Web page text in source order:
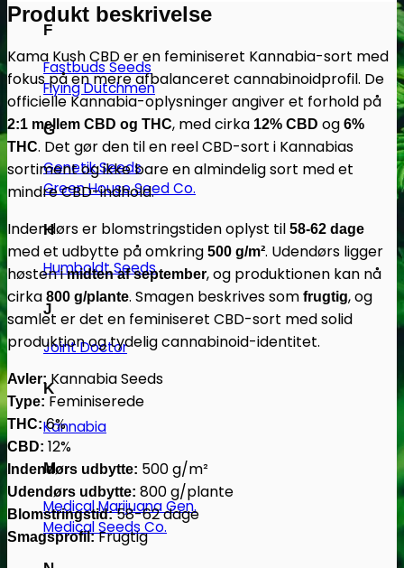
F
Fastbuds Seeds
Flying Dutchmen
G
Genetik Seeds
Green House Seed Co.
H
Humboldt Seeds
J
Joint Doctor
K
Kannabia
M
Medical Marijuana Gen.
Medical Seeds Co.
Kannabia
Seeds
antal
Produkt beskrivelse
Kama Kush CBD er en feminiseret Kannabia-sort med
fokus på en mere afbalanceret cannabinoidprofil. De
officielle Kannabia-oplysninger angiver et forhold på
2:1 mellem CBD og THC, med cirka 12% CBD og 6%
THC. Det gør den til en reel CBD-sort i Kannabias
sortiment og ikke bare en almindelig sort med et
mindre CBD-indhold.
Indendørs er blomstringstiden oplyst til 58-62 dage
med et udbytte på omkring 500 g/m². Udendørs ligger
høsten imidten af september, og produktionen kan nå
cirka 800 g/plante. Smagen beskrives som frugtig, og
samlet er det en feminiseret CBD-sort med solid
produktion og tydelig cannabinoid-identitet.
Avler: Kannabia Seeds
Type: Feminiserede
THC:6%
CBD: 12%
Indendørs udbytte: 500 g/m²
Udendørs udbytte: 800 g/plante
Blomstringstid:58-62 dage
Smagsprofil:Frugtig